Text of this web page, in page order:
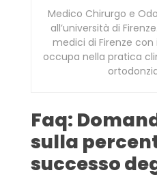
Medico Chirurgo e
all’università di
medici di Firenze con
occupa nella pratica
Faq:
sulla
successo